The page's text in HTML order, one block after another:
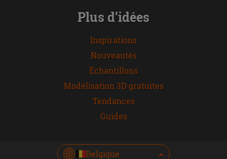
Plus d’idées
Inspirations
Nouveautés
Échantillons
Modélisation 3D gratuites
Tendances
Guides
Belgique